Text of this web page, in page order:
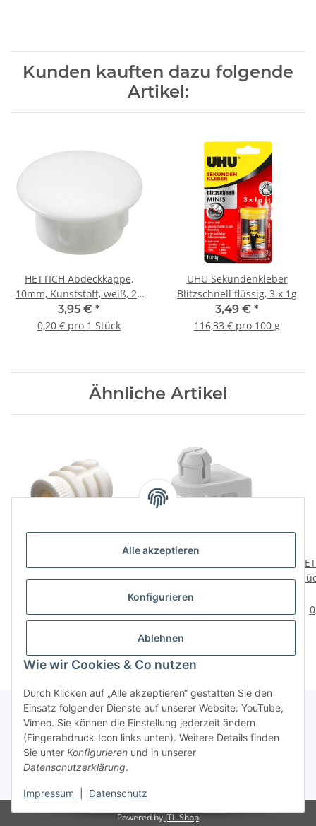
Alle akzeptieren
Konfigurieren
Ablehnen
Wie wir Cookies & Co nutzen
Durch Klicken auf „Alle akzeptieren“ gestatten Sie den
Einsatz folgender Dienste auf unserer Website: YouTube,
Vimeo. Sie können die Einstellung jederzeit ändern
(Fingerabdruck-Icon links unten). Weitere Details finden
Sie unter Konfigurieren und in unserer
Datenschutzerklärung.
Impressum Datenschutz
Kunden kauften dazu folgende
Artikel:
HETTICH Abdeckkappe,
10mm, Kunststoff, weiß, 20
Stück
3,95 € *
0,20 € pro 1 Stück
UHU Sekundenkleber
Blitzschnell flüssig, 3 x 1g
3,49 € *
116,33 € pro 100 g
Ähnliche Artikel
Einschlagmuffe,
Rückwände bis 6 mm,
Kunststoff, weiß, 25
12,29 €
Über uns
Powered byJTL-Shop